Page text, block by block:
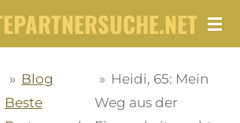
» Blog
Beste
» Heidi, 65: Mein
Weg aus der